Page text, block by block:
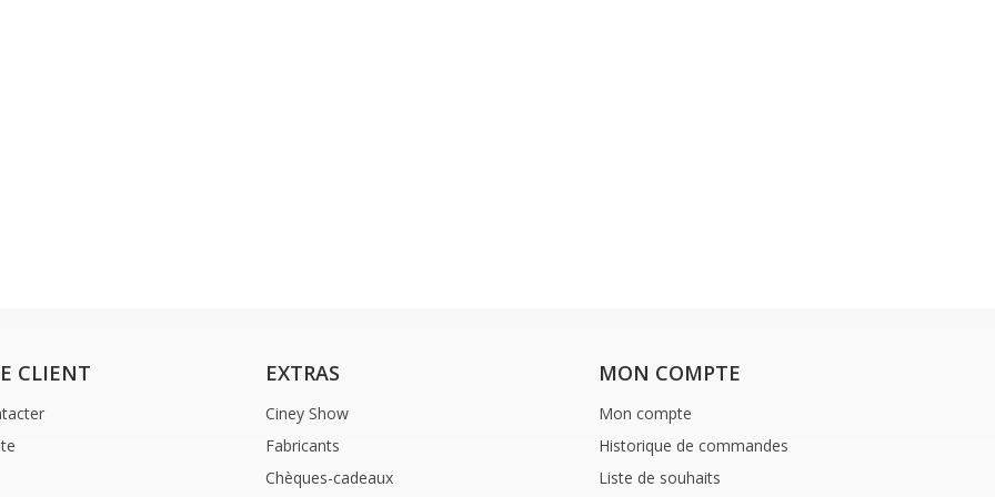
CLIENT EXTRAS
Ciney Show
Fabricants
Chèques-cadeaux
MON COMPTE
Mon compte
Historique de commandes
Liste de souhaits